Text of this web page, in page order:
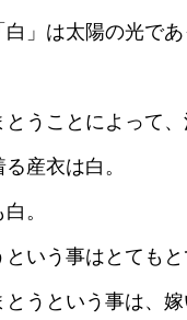
白」は太陽の光で
うことによって
産衣は白。
。
いう事はとてもと
とうという事は、